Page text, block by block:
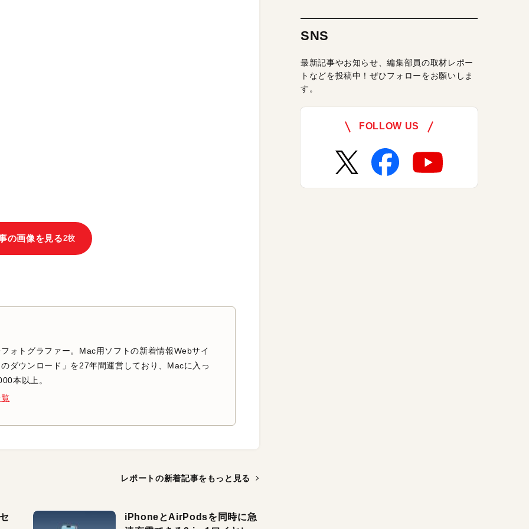
の画像を見る2枚
ォトグラファー。Mac用ソフトの新着情報Webサイ
ダウンロード」を27年間運営しており、Macに入っ
本以上。
レポートの新着記事をもっと見る
iPhoneとAirPodsを同時に急
SNS
最新記事やお知らせ、編集部員の取材レポー
トなどを投稿中！ぜひフォローをお願いしま
す。
FOLLOW US